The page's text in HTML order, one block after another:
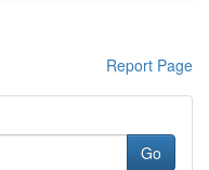
Report Page
Go